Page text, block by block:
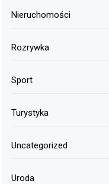
Nieruchomości
Rozrywka
Sport
Turystyka
Uncategorized
Uroda